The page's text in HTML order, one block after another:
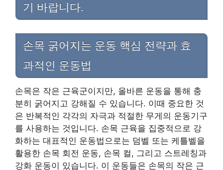
기 바랍니다.
손목 굵어지는 운동 핵심 전략과 효
과적인 운동법
손목은 작은 근육군이지만, 올바른 운동을 통해 충
분히 굵어지고 강해질 수 있습니다. 이때 중요한 것
은 반복적인 각각의 자극과 적절한 무게의 운동기구
를 사용하는 것입니다. 손목 근육을 집중적으로 강
화하는 대표적인 운동법으로는 덤벨 또는 케틀벨을
활용한 손목 회전 운동, 손목 컬, 그리고 스트레칭과
강화 운동이 있습니다. 이 운동들은 손목의 작은 근